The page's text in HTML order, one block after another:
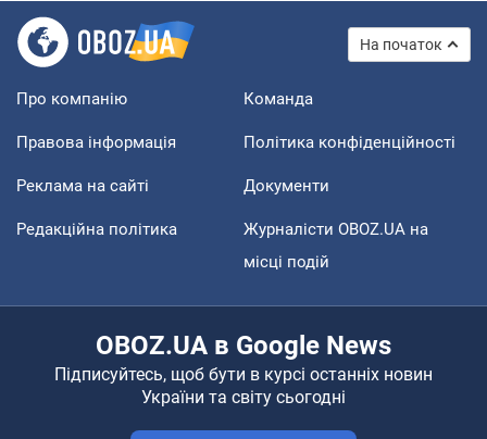
На початок
Про компанію Команда
Правова інформація Політика конфіденційності
Реклама на сайті Документи
Редакційна політика
Журналісти OBOZ.UA на
місці подій
OBOZ.UA в Google News
Підписуйтесь, щоб бути в курсі останніх новин
України та світу сьогодні